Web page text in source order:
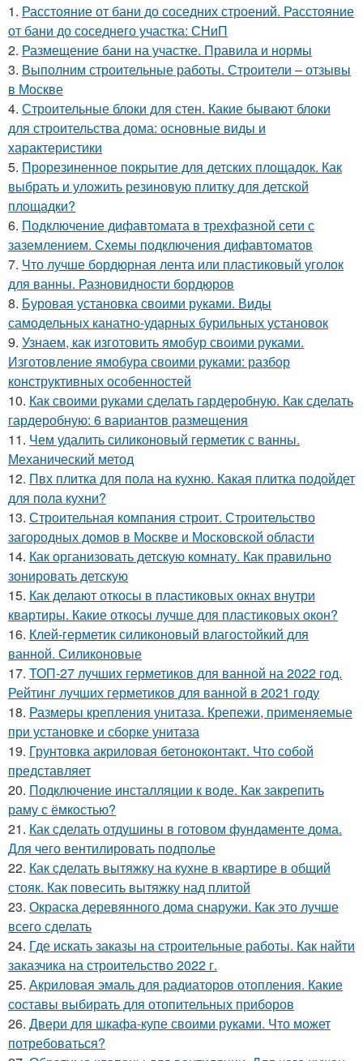
1. Расстояние от бани до соседних строений. Расстояние
от бани до соседнего участка: СНиП
2. Размещение бани на участке. Правила и нормы
3. Выполним строительные работы. Строители – отзывы
в Москве
4. Строительные блоки для стен. Какие бывают блоки
для строительства дома: основные виды и
характеристики
5. Прорезиненное покрытие для детских площадок. Как
выбрать и уложить резиновую плитку для детской
площадки?
6. Подключение дифавтомата в трехфазной сети с
заземлением. Схемы подключения дифавтоматов
7. Что лучше бордюрная лента или пластиковый уголок
для ванны. Разновидности бордюров
8. Буровая установка своими руками. Виды
самодельных канатно-ударных бурильных установок
9. Узнаем, как изготовить ямобур своими руками.
Изготовление ямобура своими руками: разбор
конструктивных особенностей
10. Как своими руками сделать гардеробную. Как сделать
гардеробную: 6 вариантов размещения
11. Чем удалить силиконовый герметик с ванны.
Механический метод
12. Пвх плитка для пола на кухню. Какая плитка подойдет
для пола кухни?
13. Строительная компания строит. Строительство
загородных домов в Москве и Московской области
14. Как организовать детскую комнату. Как правильно
зонировать детскую
15. Как делают откосы в пластиковых окнах внутри
квартиры. Какие откосы лучше для пластиковых окон?
16. Клей-герметик силиконовый влагостойкий для
ванной. Силиконовые
17. ТОП-27 лучших герметиков для ванной на 2022 год.
Рейтинг лучших герметиков для ванной в 2021 году
18. Размеры крепления унитаза. Крепежи, применяемые
при установке и сборке унитаза
19. Грунтовка акриловая бетоноконтакт. Что собой
представляет
20. Подключение инсталляции к воде. Как закрепить
раму с ёмкостью?
21. Как сделать отдушины в готовом фундаменте дома.
Для чего вентилировать подполье
22. Как сделать вытяжку на кухне в квартире в общий
стояк. Как повесить вытяжку над плитой
23. Окраска деревянного дома снаружи. Как это лучше
всего сделать
24. Где искать заказы на строительные работы. Как найти
заказчика на строительство 2022 г.
25. Акриловая эмаль для радиаторов отопления. Какие
составы выбирать для отопительных приборов
26. Двери для шкафа-купе своими руками. Что может
потребоваться?